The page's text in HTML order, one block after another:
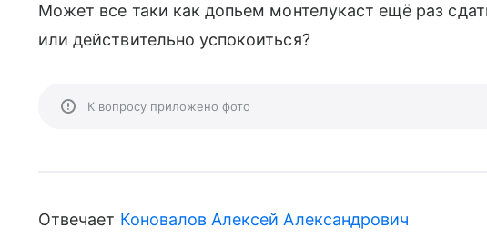
Может все таки как допьем монтелукаст ещё раз
или действительно успокоиться?
К вопросу приложено фото
Отвечает Коновалов Алексей Александрович